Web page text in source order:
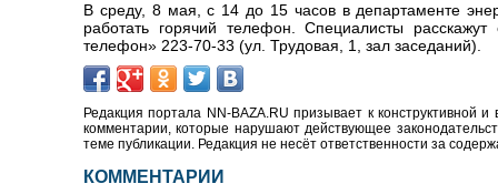
В среду, 8 мая, с 14 до 15 часов в департаменте
работать горячий телефон. Специалисты
телефон» 223-70-33 (ул. Трудовая, 1, зал заседаний).
Редакция портала NN-BAZA.RU призывает к конструктивной
комментарии, которые нарушают действующее
теме публикации. Редакция не несёт ответственности за
КОММЕНТАРИИ